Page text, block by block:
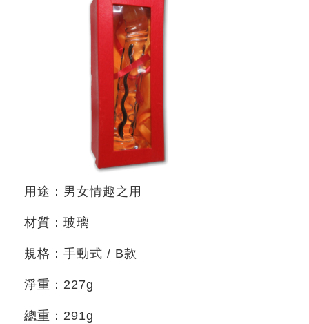
用途：男女情趣之用
材質：玻璃
規格：手動式 / B款
淨重： 227g
總重： 291g